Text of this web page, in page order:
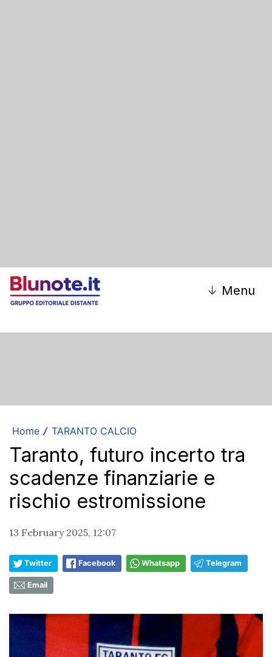
↓ Menu
Home / TARANTO CALCIO
Taranto, futuro incerto tra
scadenze finanziarie e
rischio estromissione
13 February 2025, 12:07
Twitter Facebook Whatsapp Telegram
Email